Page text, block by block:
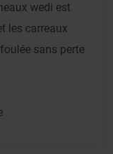
wedi est
les carreaux
sans perte